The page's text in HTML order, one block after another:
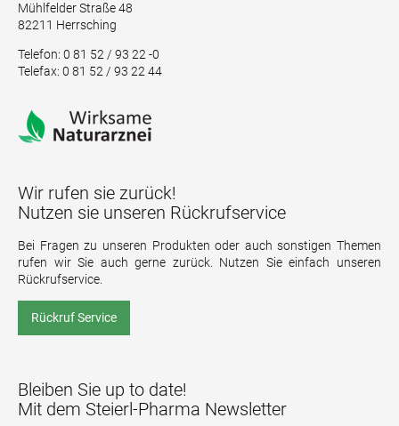
Mühlfelder Straße 48
82211 Herrsching
Telefon: 0 81 52 / 93 22 -0
Telefax: 0 81 52 / 93 22 44
Wir rufen sie zurück!
Nutzen sie unseren Rückrufservice
Bei Fragen zu unseren Produkten oder auch sonstigen Themen
rufen wir Sie auch gerne zurück. Nutzen Sie einfach unseren
Rückrufservice.
Rückruf Service
Bleiben Sie up to date!
Mit dem Steierl-Pharma Newsletter